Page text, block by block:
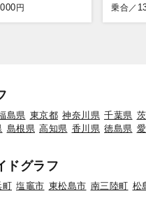
円 乗合／
島県 東京都 神奈川県 千葉県
島根県 高知県 香川県 徳島県
ドグラフ
町 塩竈市 東松島市 南三陸町 松